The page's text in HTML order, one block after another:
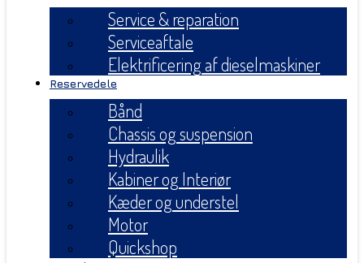
Service & reparation
Serviceaftale
Elektrificering af dieselmaskiner
Reservedele
Bånd
Chassis og suspension
Hydraulik
Kabiner og Interiør
Kæder og understel
Motor
Quickshop